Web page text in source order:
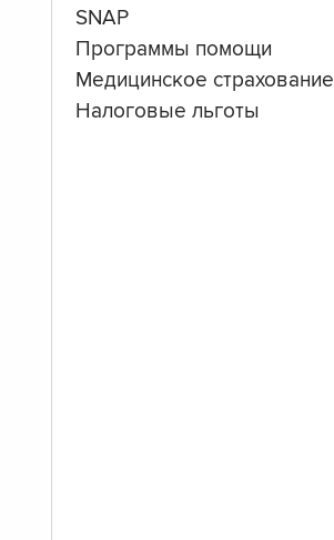
SNAP
Программы помощи
Медицинское страхование
Налоговые льготы